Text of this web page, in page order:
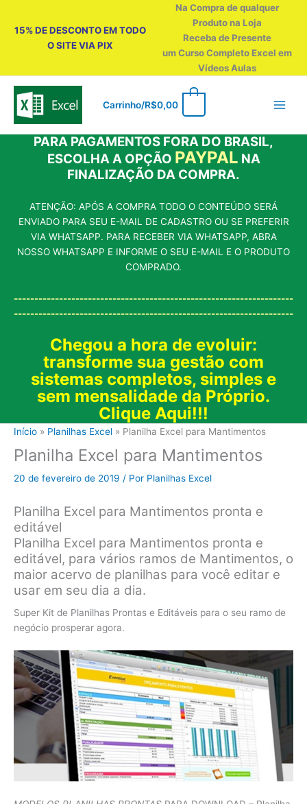
15% DE DESCONTO EM TODO
O SITE VIA PIX
Na Compra de qualquer
Produto na Loja
Receba de Presente
um Curso Completo Excel em
Vídeos Aulas
Carrinho/R$0,00
PARA PAGAMENTOS FORA DO BRASIL,
ESCOLHA A OPÇÃO PAYPAL NA
FINALIZAÇÃO DA COMPRA.
ATENÇÃO: APÓS A COMPRA TODO O CONTEÚDO SERÁ
ENVIADO PARA SEU E-MAIL DE CADASTRO OU SE PREFERIR
VIA WHATSAPP. PARA RECEBER VIA WHATSAPP, ABRA
NOSSO WHATSAPP E INFORME O SEU E-MAIL E O PRODUTO
COMPRADO.
--------------------------------------------------------------------
--------------------------------------------------------------------
Chegou a hora de evoluir:
transforme sua gestão com
sistemas completos, simples e
sem mensalidade da Próprio.
Clique Aqui!!!
Início Planilhas Excel Planilha Excel para Mantimentos
Planilha Excel para Mantimentos
20 de fevereiro de 2019 / Por Planilhas Excel
Planilha Excel para Mantimentos pronta e
editável
Planilha Excel para Mantimentos pronta e
editável, para vários ramos de Mantimentos, o
maior acervo de planilhas para você editar e
usar em seu dia a dia.
Super Kit de Planilhas Prontas e Editáveis para o seu ramo de
negócio prosperar agora.